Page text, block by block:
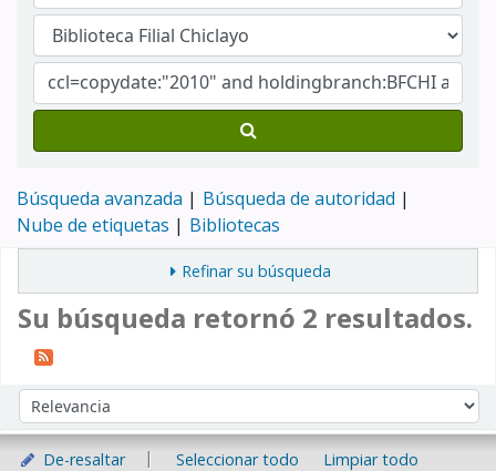
Búsqueda avanzada
Búsqueda de autoridad
Nube de etiquetas
Bibliotecas
Refinar su búsqueda
Su búsqueda retornó 2 resultados.
Ordenar por:
De-resaltar Seleccionar todo
Limpiar todo